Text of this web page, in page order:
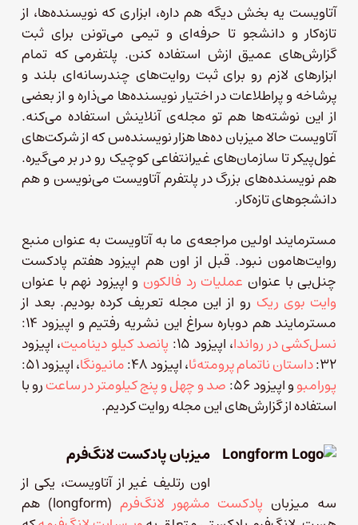
آتاویست یه بخش دیگه هم داره، ابزاری که نویسنده‌ها، از
تازه‌کار و دانشجو تا حرفه‌ای و تیمی می‌تونن برای ثبت
گزارش‌های عمیق ازش استفاده کنن. پلتفرمی که تمام
ابزارهای لازم رو برای ثبت روایت‌های چندرسانه‌ای بلند و
پرشاخه و پراطلاعات در اختیار نویسنده‌ها می‌ذاره و از بعضی
از این نوشته‌ها هم تو مجله‌ی آنلاینش استفاده می‌کنه.
آتاویست حالا میزبان ده‌ها هزار نویسنده‌س که از شرکت‌های
غول‌پیکر تا سازمان‌های غیرانتفاعی کوچیک رو در بر می‌گیره.
هم نویسنده‌های بزرگ در پلتفرم آتاویست می‌نویسن و هم
دانشجوهای تازه‌کار.
مسترمایند اولین مراجعه‌ی ما به آتاویست به عنوان منبع
روایت‌هامون نبود. قبل از اون هم اپیزود هفتم پادکست
چنل‌بی با عنوان عملیات رد فالکون و اپیزود نهم با عنوان
وایت بوی ریک رو از این مجله تعریف کرده بودیم. بعد از
مسترمایند هم دوباره سراغ این نشریه رفتیم و اپیزود ۱۴:
نسل‌کشی در رواندا، اپیزود ۱۵: پانصد کیلو دینامیت، اپیزود
۳۲: داستان ناتمام پرومته‌ئا،‌ اپیزود ۴۸: مانیونگا، اپیزود ۵۱:
پورامبوو اپیزود ۵۶: صد و چهل و پنج کیلومتر در ساعترو با
استفاده از گزارش‌های این مجله روایت کردیم.
میزبان پادکست لانگ‌فرم
اون رتلیف غیر از آتاویست، یکی از
سه میزبان پادکست مشهور لانگ‌فرم
(longform) هم